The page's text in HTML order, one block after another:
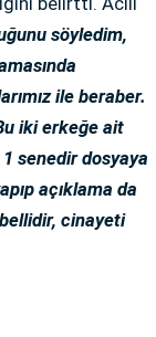
söyledim,
ile beraber.
iki erkeğe ait
senedir dosyaya
açıklama da
cinayeti